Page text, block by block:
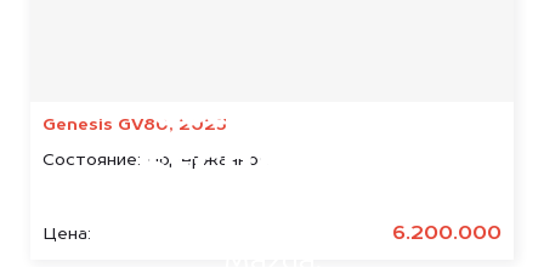
Genesis GV80, 2023
Состояние: Подержанное
Цена: 6.200.000
абсолютно
БЕСПЛАТНО
Узнайте стоимость аварийного